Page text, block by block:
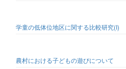
学童の低体位地区に関する比較研究(I)
農村における子どもの遊びについて